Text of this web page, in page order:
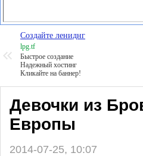
Создайте лениднг
lpg.tf
Быстрое создание
Надежный хостинг
Кликайте на баннер!
Девочки из
Европы
2014-07-25, 10:07